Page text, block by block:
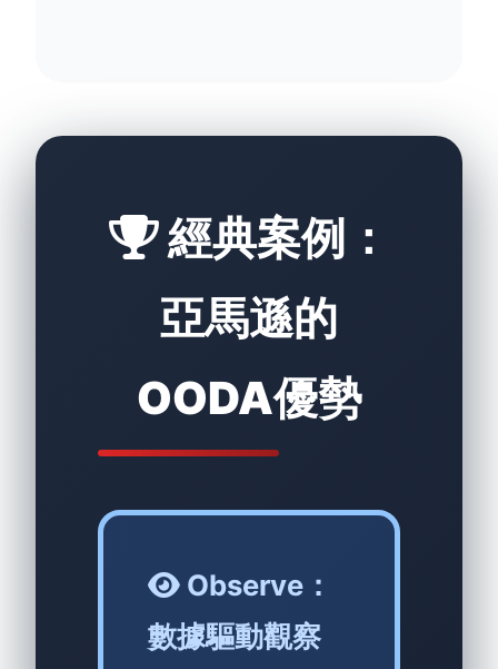
經典案例：
亞馬遜的
OODA優勢
Observe：
數據驅動觀察